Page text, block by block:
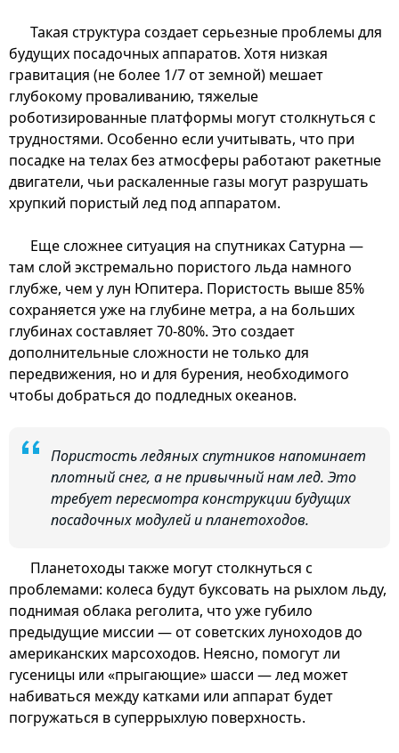
Такая структура создает серьезные проблемы для
будущих посадочных аппаратов. Хотя низкая
гравитация (не более 1/7 от земной) мешает
глубокому проваливанию, тяжелые
роботизированные платформы могут столкнуться с
трудностями. Особенно если учитывать, что при
посадке на телах без атмосферы работают ракетные
двигатели, чьи раскаленные газы могут разрушать
хрупкий пористый лед под аппаратом.
Еще сложнее ситуация на спутниках Сатурна —
там слой экстремально пористого льда намного
глубже, чем у лун Юпитера. Пористость выше 85%
сохраняется уже на глубине метра, а на больших
глубинах составляет 70-80%. Это создает
дополнительные сложности не только для
передвижения, но и для бурения, необходимого
чтобы добраться до подледных океанов.
Пористость ледяных спутников напоминает
плотный снег, а не привычный нам лед. Это
требует пересмотра конструкции будущих
посадочных модулей и планетоходов.
Планетоходы также могут столкнуться с
проблемами: колеса будут буксовать на рыхлом льду,
поднимая облака реголита, что уже губило
предыдущие миссии — от советских луноходов до
американских марсоходов. Неясно, помогут ли
гусеницы или «прыгающие» шасси — лед может
набиваться между катками или аппарат будет
погружаться в суперрыхлую поверхность.